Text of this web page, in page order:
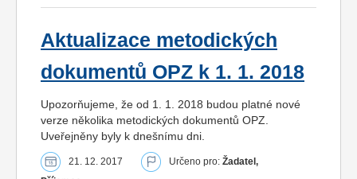
Aktualizace metodických
dokumentů OPZ k 1. 1. 2018
Upozorňujeme, že od 1. 1. 2018 budou platné nové
verze několika metodických dokumentů OPZ.
Uveřejněny byly k dnešnímu dni.
21. 12. 2017 Určeno pro: Žadatel,